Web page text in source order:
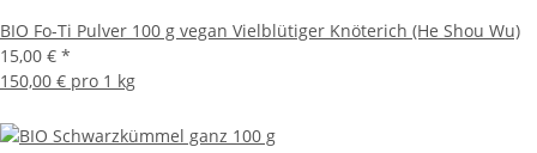
BIO Fo-Ti Pulver 100 g vegan Vielblütiger Knöterich (He Shou Wu)
15,00 € *
150,00 € pro 1 kg